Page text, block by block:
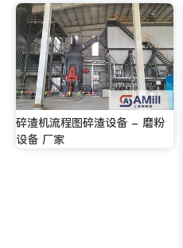
碎渣机流程图碎渣设备 - 磨粉
设备 厂家